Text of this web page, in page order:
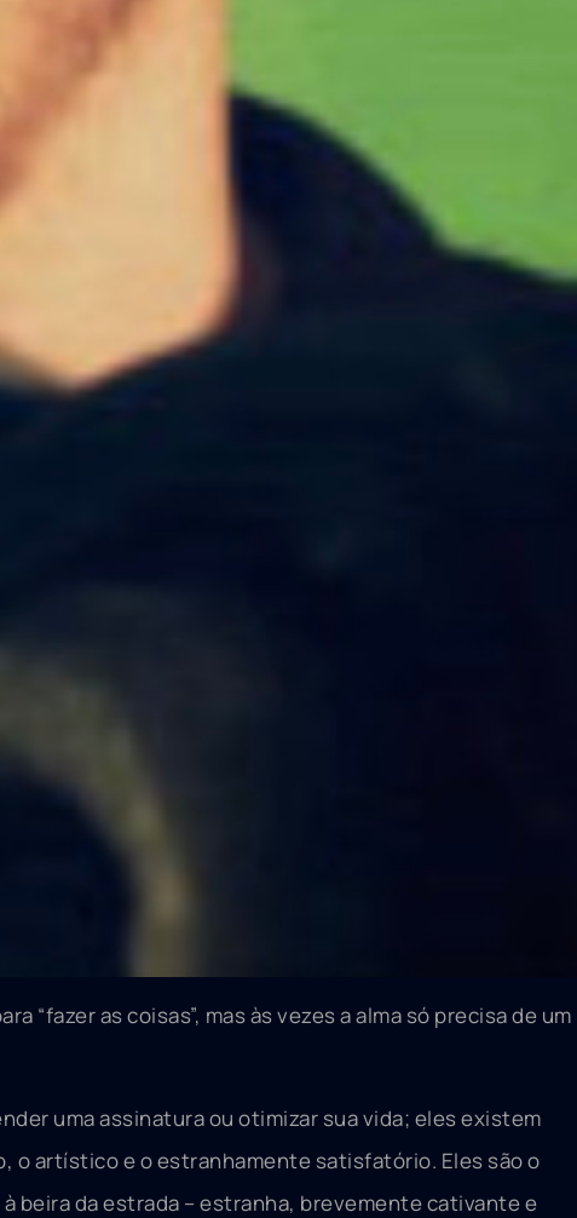
“fazer as coisas”, mas às vezes a alma só precisa de
uma assinatura ou otimizar sua vida; eles existem
o artístico e o estranhamente satisfatório. Eles são o
beira da estrada – estranha, brevemente cativante e